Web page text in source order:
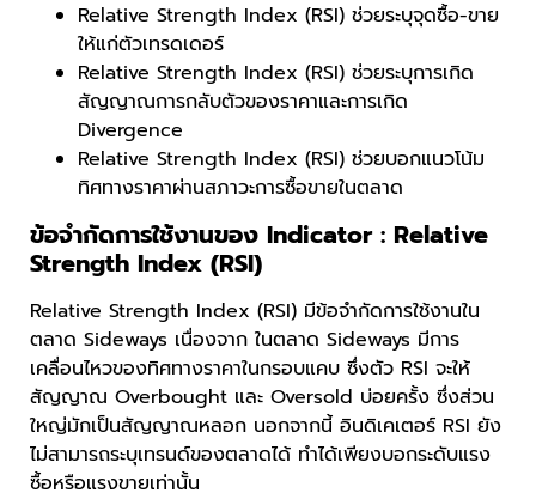
Relative Strength Index (RSI) ช่วยระบุจุดซื้อ-ขาย
ให้แก่ตัวเทรดเดอร์
Relative Strength Index (RSI) ช่วยระบุการเกิด
สัญญาณการกลับตัวของราคาและการเกิด
Divergence
Relative Strength Index (RSI) ช่วยบอกแนวโน้ม
ทิศทางราคาผ่านสภาวะการซื้อขายในตลาด
ข้อจำกัดการใช้งานของ Indicator : Relative
Strength Index (RSI)
Relative Strength Index (RSI) มีข้อจำกัดการใช้งานใน
ตลาด Sideways เนื่องจาก ในตลาด Sideways มีการ
เคลื่อนไหวของทิศทางราคาในกรอบแคบ ซึ่งตัว RSI จะให้
สัญญาณ Overbought และ Oversold บ่อยครั้ง ซึ่งส่วน
ใหญ่มักเป็นสัญญาณหลอก นอกจากนี้ อินดิเคเตอร์ RSI ยัง
ไม่สามารถระบุเทรนด์ของตลาดได้ ทำได้เพียงบอกระดับแรง
ซื้อหรือแรงขายเท่านั้น